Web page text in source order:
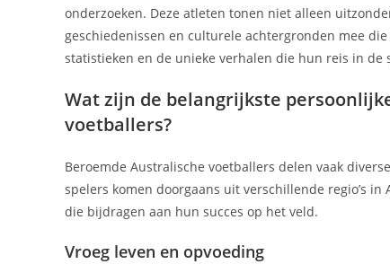
onderzoeken. Deze atleten tonen niet alleen
geschiedenissen en culturele achtergronden mee
statistieken en de unieke verhalen die hun reis in de
Wat zijn de belangrijkste
voetballers?
Beroemde Australische voetballers delen vaak
spelers komen doorgaans uit verschillende regio’s
die bijdragen aan hun succes op het veld.
Vroeg leven en opvoeding